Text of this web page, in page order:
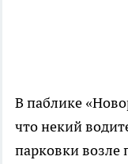
В паблике
что некий
парковки возле